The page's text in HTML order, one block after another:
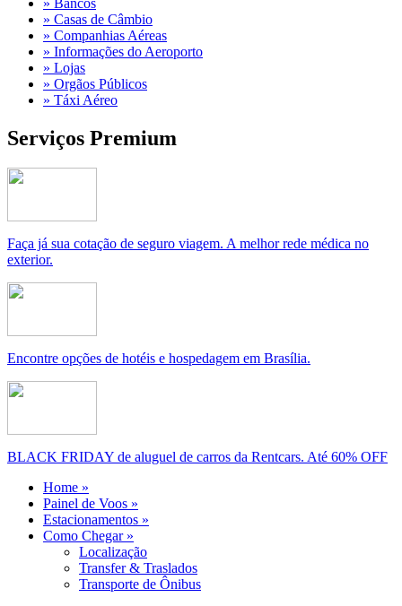
» Casas de Câmbio
» Companhias Aéreas
» Informações do Aeroporto
» Lojas
» Orgãos Públicos
» Táxi Aéreo
Serviços Premium
Faça já sua cotação de seguro viagem. A melhor rede médica no
exterior.
Encontre opções de hotéis e hospedagem em Brasília.
BLACK FRIDAY de aluguel de carros da Rentcars. Até 60% OFF
Home »
Painel de Voos »
Estacionamentos »
Como Chegar »
Localização
Transfer & Traslados
Transporte de Ônibus